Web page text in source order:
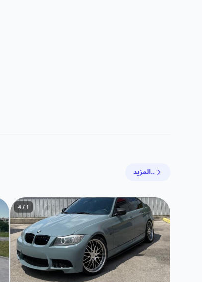
المزيد..
1 / 4